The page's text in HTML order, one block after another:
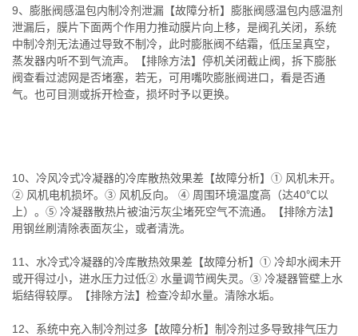
9、膨胀阀感温包内制冷剂泄漏【故障分析】膨胀阀感温包内感温剂
泄漏后，膜片下面两个作用力推动膜片向上移，是阀孔关闭，系统
中制冷剂无法通过导致不制冷，此时膨胀阀不结霜，低压呈真空，
蒸发器内听不到气流声。【排除方法】停机关闭截止阀，拆下膨胀
阀查看过滤网是否堵塞，若无，可用嘴吹膨胀阀进口，看是否通
气。也可目测或拆开检查，损坏时予以更换。
10、冷风冷式冷凝器的冷库散热效果差【故障分析】① 风机未开。
② 风机电机损坏。③ 风机反向。 ④ 周围环境温度高（达40℃以
上）。⑤ 冷凝器散热片被油污灰尘堵死空气不流通。【排除方法】
用钢丝刷清除表面灰尘，或者清洗。
11、水冷式冷凝器的冷库散热效果差【故障分析】① 冷却水阀未开
或开得过小，进水压力过低② 水量调节阀失灵。③ 冷凝器管壁上水
垢结得较厚。【排除方法】检查冷却水量。清除水垢。
12、系统中充入制冷剂过多【故障分析】制冷剂过多导致排气压力